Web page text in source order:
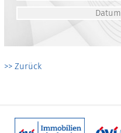
Datum
>> Zurück